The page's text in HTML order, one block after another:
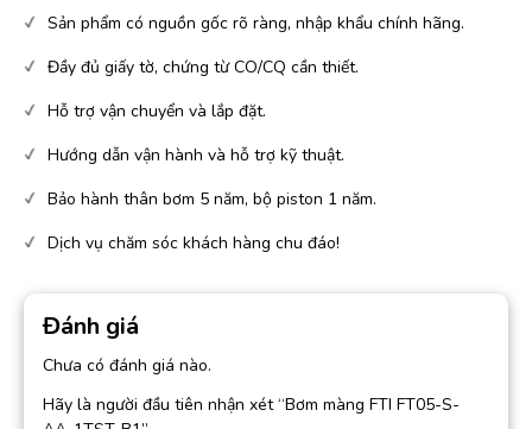
Sản phẩm có nguồn gốc rõ ràng, nhập khẩu chính hãng.
Đầy đủ giấy tờ, chứng từ CO/CQ cần thiết.
Hỗ trợ vận chuyển và lắp đặt.
Hướng dẫn vận hành và hỗ trợ kỹ thuật.
Bảo hành thân bơm 5 năm, bộ piston 1 năm.
Dịch vụ chăm sóc khách hàng chu đáo!
Đánh giá
Chưa có đánh giá nào.
Hãy là người đầu tiên nhận xét “Bơm màng FTI FT05-S-